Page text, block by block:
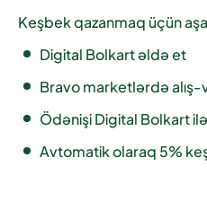
Keşbek qazanmaq üçün
Digital Bolkart əldə et
Bravo marketlərdə alış-
Ödənişi Digital Bolkart
Avtomatik olaraq 5%